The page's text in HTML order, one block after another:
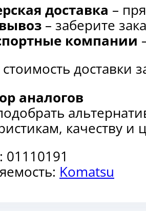
доставка –
– заберите
компании
доставки
аналогов
качеству
01110191
Komatsu